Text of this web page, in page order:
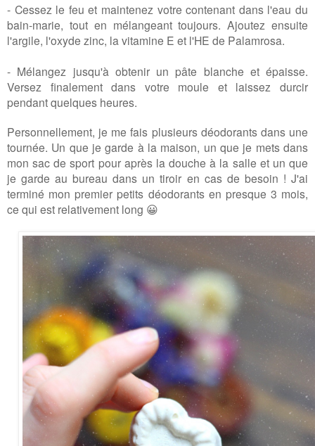
- Cessez le feu et maintenez votre contenant dans l'eau du
bain-marie, tout en mélangeant toujours. Ajoutez ensuite
l'argile, l'oxyde zinc, la vitamine E et l'HE de Palamrosa.
- Mélangez jusqu'à obtenir un pâte blanche et épaisse.
Versez finalement dans votre moule et laissez durcir
pendant quelques heures.
Personnellement, je me fais plusieurs déodorants dans une
tournée. Un que je garde à la maison, un que je mets dans
mon sac de sport pour après la douche à la salle et un que
je garde au bureau dans un tiroir en cas de besoin ! J'ai
terminé mon premier petits déodorants en presque 3 mois,
ce qui est relativement long 😀